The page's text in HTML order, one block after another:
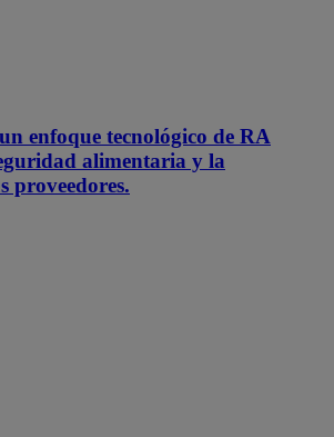
enfoque tecnológico de RA
alimentaria y la
proveedores.